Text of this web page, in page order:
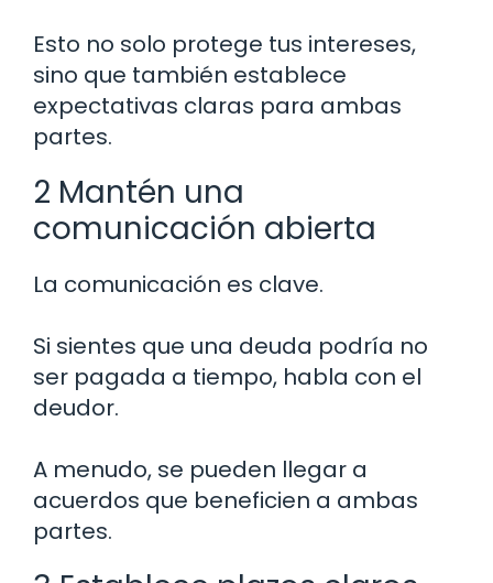
Esto no solo protege tus intereses,
sino que también establece
expectativas claras para ambas
partes.
2 Mantén una
comunicación abierta
La comunicación es clave.
Si sientes que una deuda podría no
ser pagada a tiempo, habla con el
deudor.
A menudo, se pueden llegar a
acuerdos que beneficien a ambas
partes.